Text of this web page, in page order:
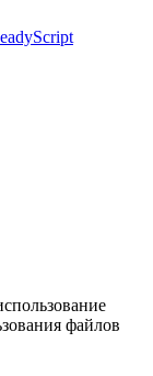
файлов